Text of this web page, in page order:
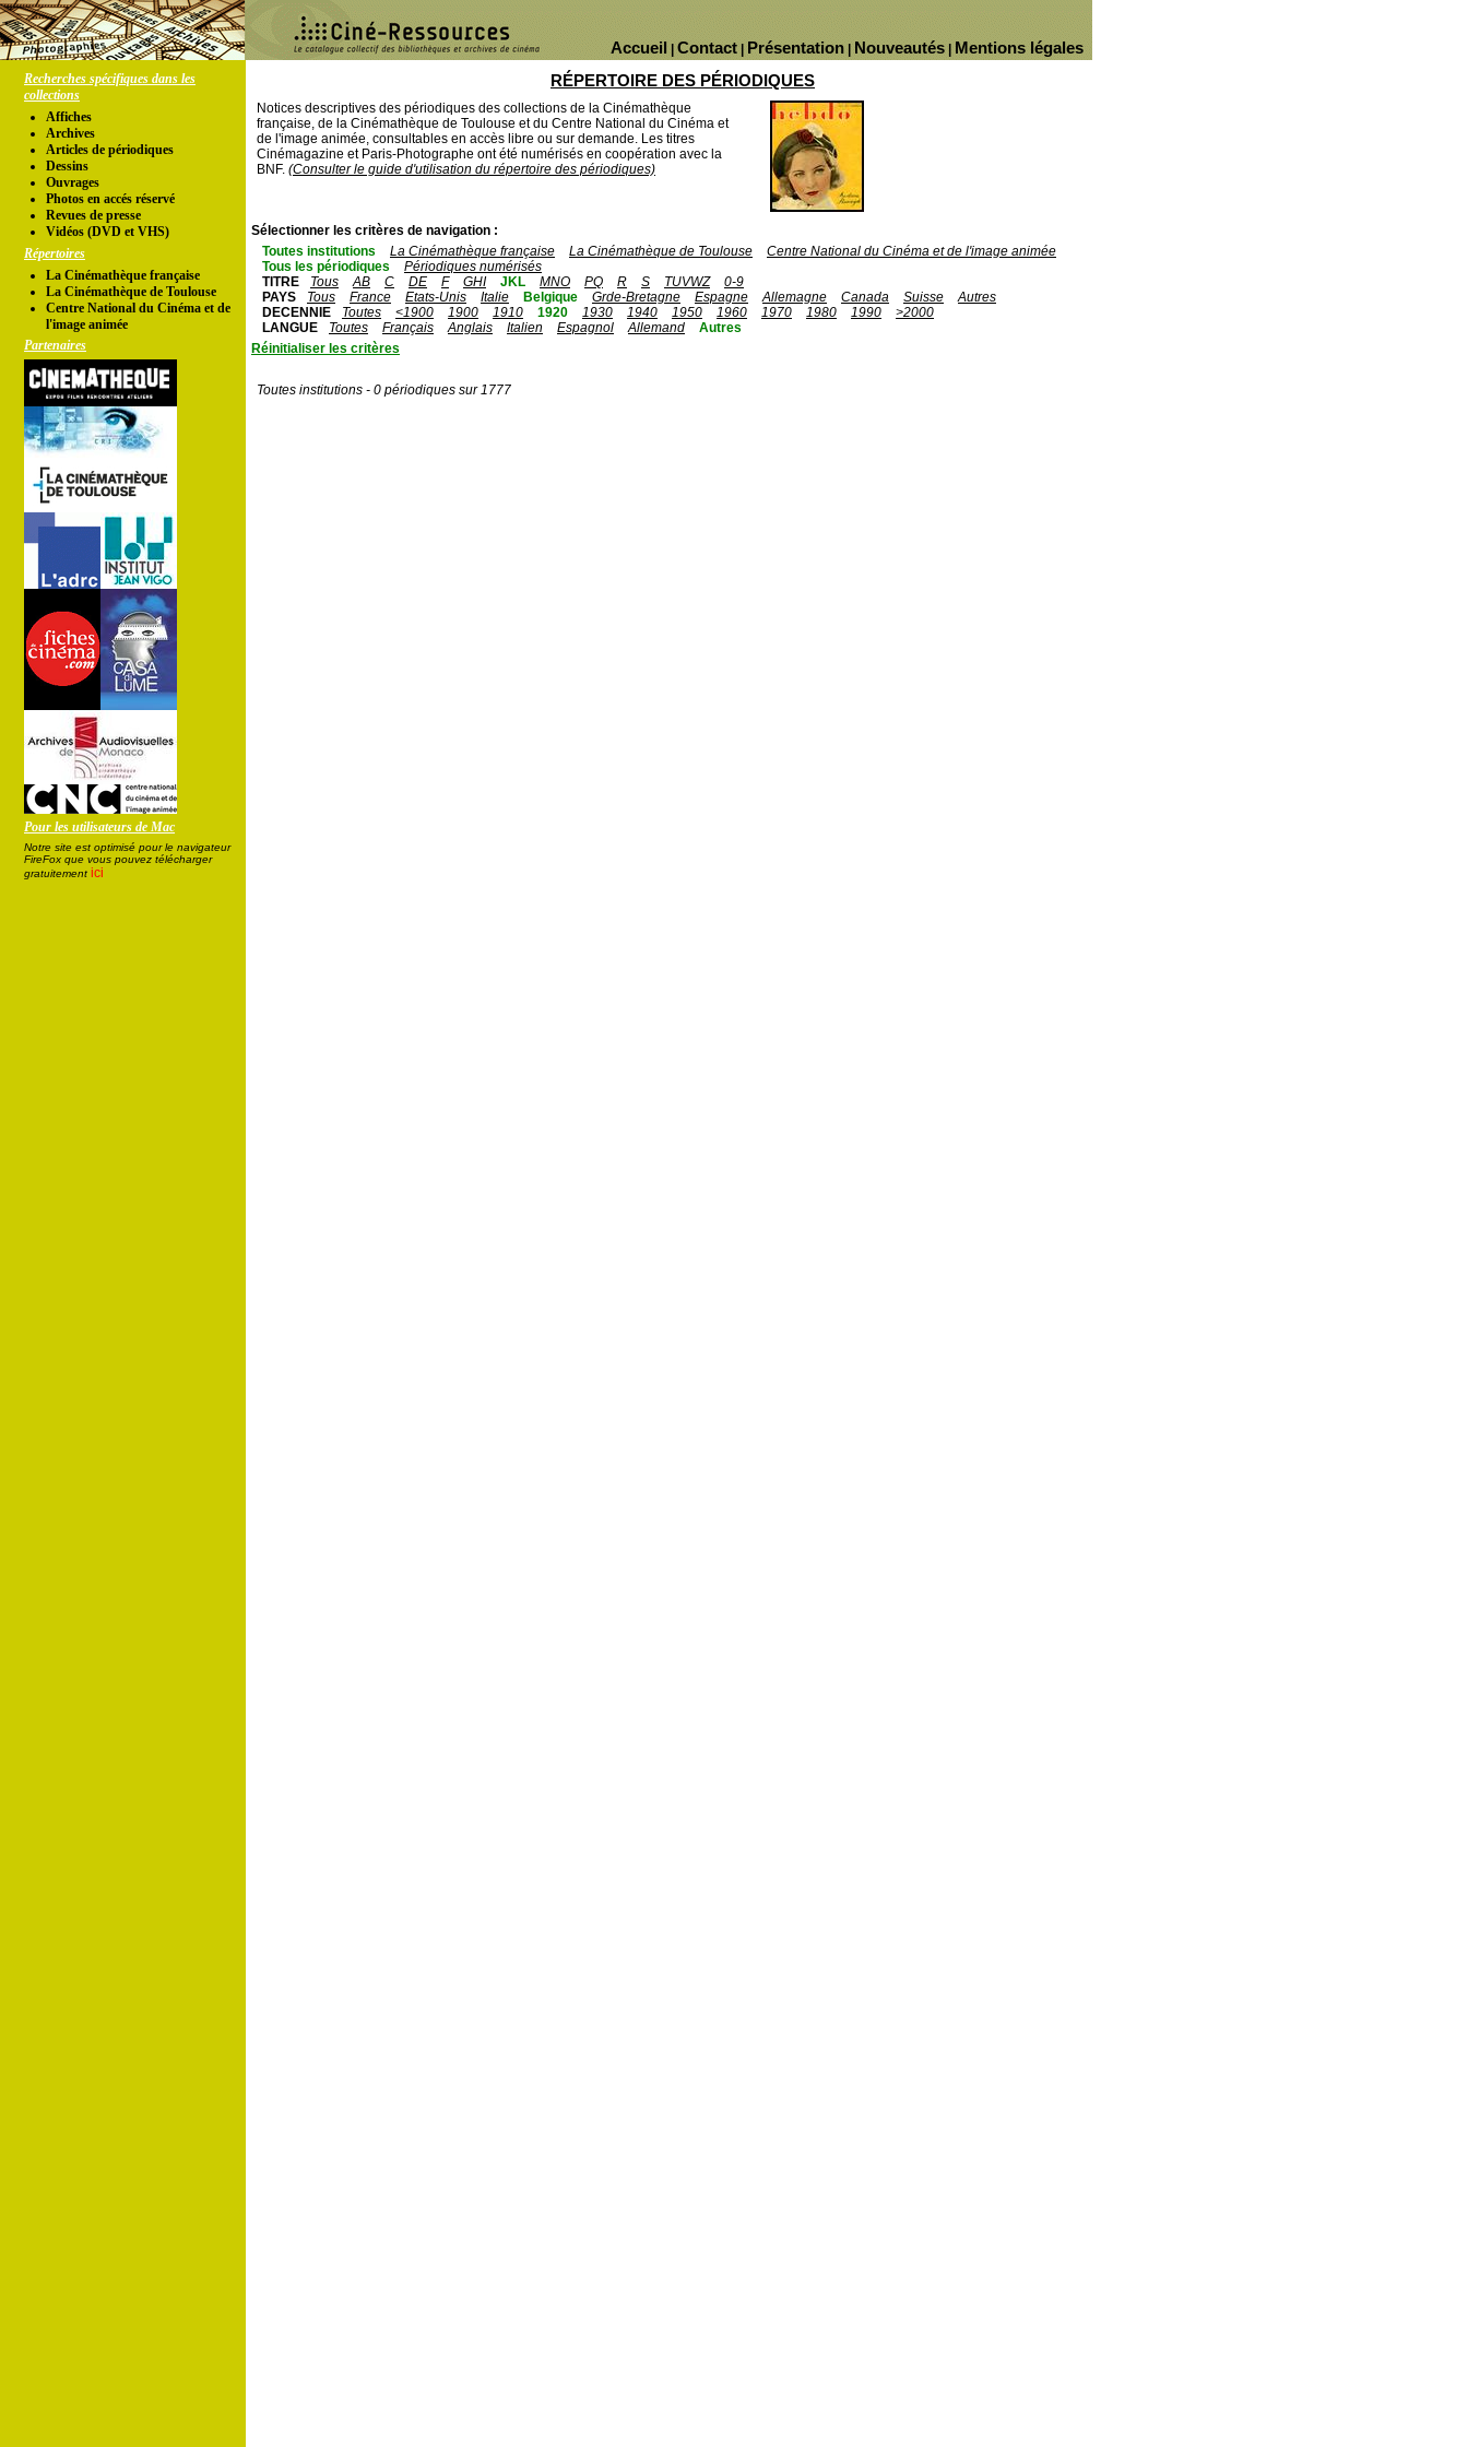
Mentions légales
Nouveautés
Présentation
Contact
Accueil
Recherches spécifiques dans les
collections
Affiches
Archives
Articles de périodiques
Dessins
Ouvrages
Photos en accés réservé
Revues de presse
Vidéos (DVD et VHS)
Répertoires
La Cinémathèque française
La Cinémathèque de Toulouse
Centre National du Cinéma et de
l'image animée
Partenaires
Pour les utilisateurs de Mac
Notre site est optimisé pour le navigateur
FireFox que vous pouvez télécharger
gratuitement ici
RÉPERTOIRE DES PÉRIODIQUES
Notices descriptives des périodiques des collections de la Cinémathèque
française, de la Cinémathèque de Toulouse et du Centre National du Cinéma et
de l'image animée, consultables en accès libre ou sur demande. Les titres
Cinémagazine et Paris-Photographe ont été numérisés en coopération avec la
BNF. (Consulter le guide d'utilisation du répertoire des périodiques)
Sélectionner les critères de navigation :
Toutes institutions
La Cinémathèque française La Cinémathèque de Toulouse
Centre National du Cinéma et de l'image animée
Tous les périodiques
Périodiques numérisés
TITRE
Tous AB C DE F GHI JKL MNO PQ R S TUVWZ
0-9
PAYS
Tous France Etats-Unis Italie Belgique Grde-Bretagne Espagne Allemagne Canada Suisse
Autres
DECENNIE
Toutes <1900 1900 1910 1920 1930 1940 1950 1960 1970 1980 1990
>2000
LANGUE
Toutes Français Anglais Italien Espagnol Allemand
Autres
Réinitialiser les critères
Toutes institutions - 0 périodiques sur 1777